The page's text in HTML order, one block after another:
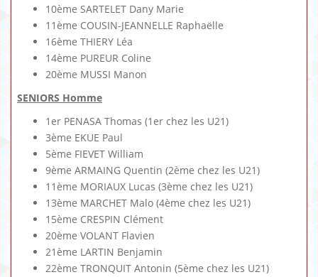
10ème SARTELET Dany Marie
11ème COUSIN-JEANNELLE Raphaëlle
16ème THIERY Léa
14ème PUREUR Coline
20ème MUSSI Manon
SENIORS Homme
1er PENASA Thomas (1er chez les U21)
3ème EKUE Paul
5ème FIEVET William
9ème ARMAING Quentin (2ème chez les U21)
11ème MORIAUX Lucas (3ème chez les U21)
13ème MARCHET Malo (4ème chez les U21)
15ème CRESPIN Clément
20ème VOLANT Flavien
21ème LARTIN Benjamin
22ème TRONQUIT Antonin (5ème chez les U21)